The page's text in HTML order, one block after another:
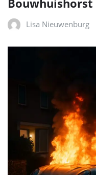
Lisa Nieuwenburg